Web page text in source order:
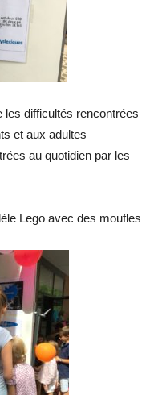
les difficultés rencontrées
et aux adultes
au quotidien par les
Lego avec des moufles